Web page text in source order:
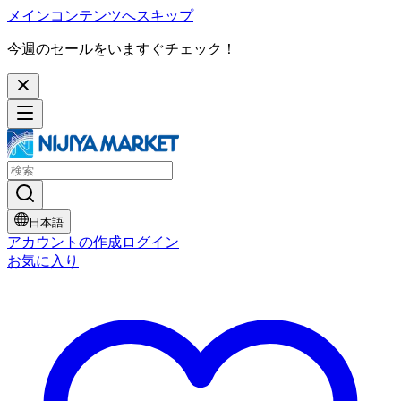
メインコンテンツへスキップ
今週のセールをいますぐチェック！
日本語
アカウントの作成ログイン
お気に入り